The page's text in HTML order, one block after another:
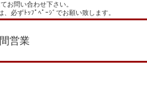
お問い合わせ下さい。
、必ずﾄｯﾌﾟﾍﾟｰｼﾞでお願い致します。
営業